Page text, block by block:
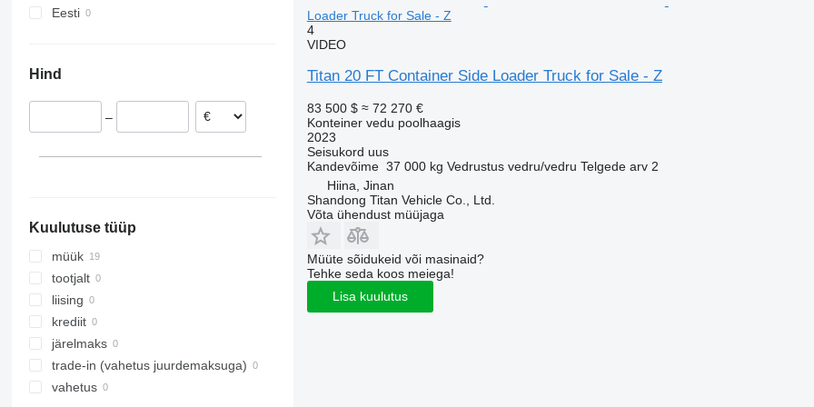
Eesti
Hind
–
Kuulutuse tüüp
müük
tootjalt
liising
krediit
järelmaks
trade-in (vahetus juurdemaksuga)
vahetus
Loader Truck for Sale - Z
4
VIDEO
Titan 20 FT Container Side Loader Truck for Sale - Z
83 500 $ ≈ 72 270 €
Konteiner vedu poolhaagis
2023
Seisukord uus
Kandevõime 37 000 kg Vedrustus vedru/vedru Telgede arv 2
Hiina, Jinan
Shandong Titan Vehicle Co., Ltd.
Võta ühendust müüjaga
Müüte sõidukeid või masinaid?
Tehke seda koos meiega!
Lisa kuulutus